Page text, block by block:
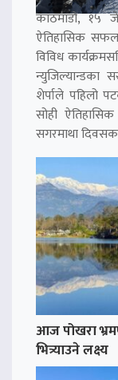
काठमाडौं, १५
ऐतिहासिक
विविध
न्युजिल्यान्डका
शेर्पाले पहिलो
सोही
सगरमाथा
आज पोखरा
भित्र्याउने लक्ष्य